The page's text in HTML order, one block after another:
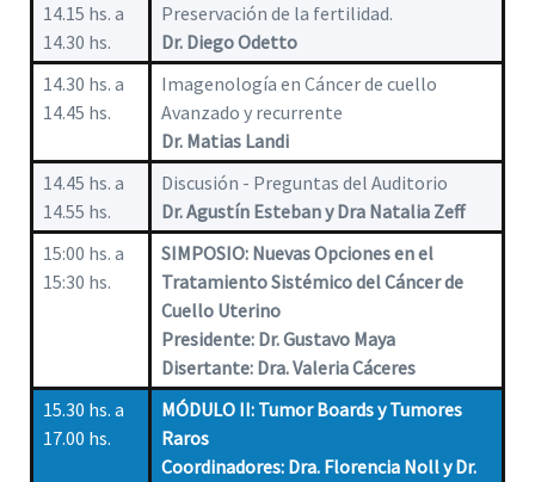
14.15 hs. a
14.30 hs.
Preservación de la fertilidad.
Dr. Diego Odetto
14.30 hs. a
14.45 hs.
Imagenología en Cáncer de cuello
Avanzado y recurrente
Dr. Matias Landi
14.45 hs. a
14.55 hs.
Discusión - Preguntas del Auditorio
Dr. Agustín Esteban y Dra Natalia Zeff
15:00 hs. a
15:30 hs.
SIMPOSIO: Nuevas Opciones en el
Tratamiento Sistémico del Cáncer de
Cuello Uterino
Presidente: Dr. Gustavo Maya
Disertante: Dra. Valeria Cáceres
15.30 hs. a
17.00 hs.
MÓDULO II: Tumor Boards y Tumores
Raros
Coordinadores: Dra. Florencia Noll y Dr.